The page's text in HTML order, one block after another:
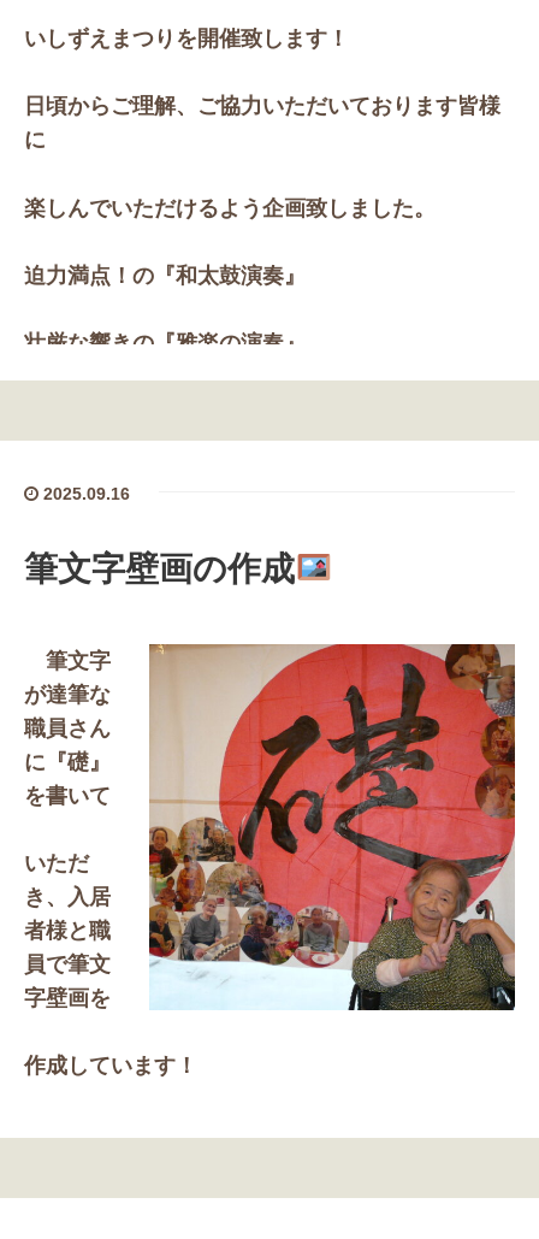
いしずえまつりを開催致します！
日頃からご理解、ご協力いただいております皆様
に
楽しんでいただけるよう企画致しました。
迫力満点！の『和太鼓演奏』
壮厳な響きの『雅楽の演奏』
ムコーナー』
チンカー
愛育学園・ゆずオレンジさん
などなど盛りだくさんです
皆様のご来場を心よりお待ちしております！
2025.09.16
筆文字壁画の作成
筆文字
が達筆な
職員さん
に『礎』
を書いて
いただ
き、入居
者様と職
員で筆文
字壁画を
作成しています！
皆さん「あら～すごいね」と大作を前に
出来上がりを楽しみにしているご様子です